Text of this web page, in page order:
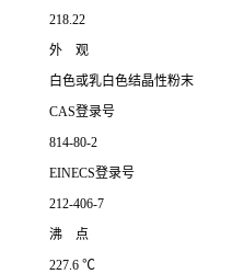
218.22
外 观
白色或乳白色结晶性粉末
CAS登录号
814-80-2
EINECS登录号
212-406-7
沸 点
227.6 ℃